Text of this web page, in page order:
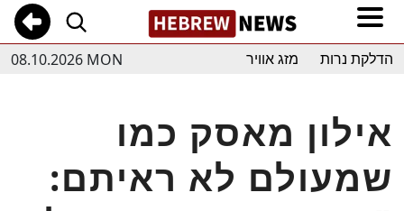
08.10.2026 MON הדלקת נרות מזג אוויר
אילון מאסק כמו
שמעולם לא ראיתם: